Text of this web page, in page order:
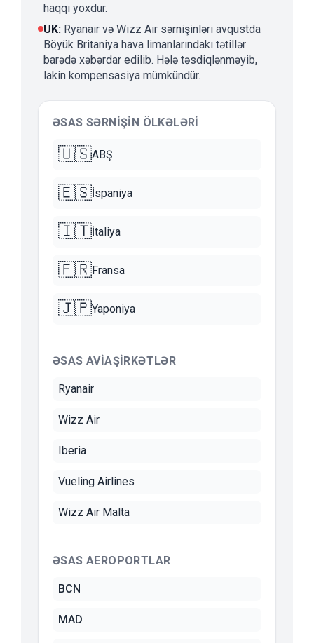
haqqı yoxdur.
UK: Ryanair və Wizz Air sərnişinləri avqustda
Böyük Britaniya hava limanlarındakı tətillər
barədə xəbərdar edilib. Hələ təsdiqlənməyib,
lakin kompensasiya mümkündür.
ƏSAS SƏRNIŞIN ÖLKƏLƏRI
🇺🇸ABŞ
🇪🇸İspaniya
🇮🇹İtaliya
🇫🇷Fransa
🇯🇵Yaponiya
ƏSAS AVIAŞIRKƏTLƏR
Ryanair
Wizz Air
Iberia
Vueling Airlines
Wizz Air Malta
ƏSAS AEROPORTLAR
BCN
MAD